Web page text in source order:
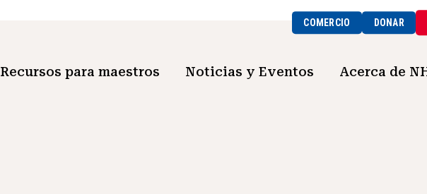
COMERCIO DONAR
Recursos para maestros Noticias y Eventos Acerca de